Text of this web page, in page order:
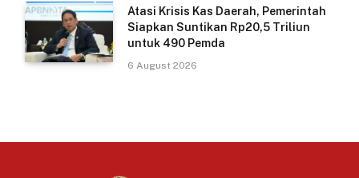
Atasi Krisis Kas Daerah, Pemerintah
Siapkan Suntikan Rp20,5 Triliun
untuk 490 Pemda
6 August 2026